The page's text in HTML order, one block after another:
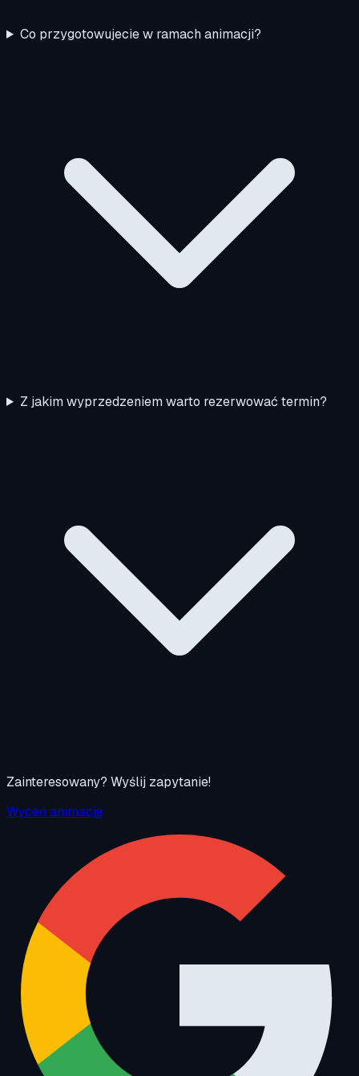
Co przygotowujecie w ramach animacji?
Z jakim wyprzedzeniem warto rezerwować termin?
Zainteresowany? Wyślij zapytanie!
Wyceń animację